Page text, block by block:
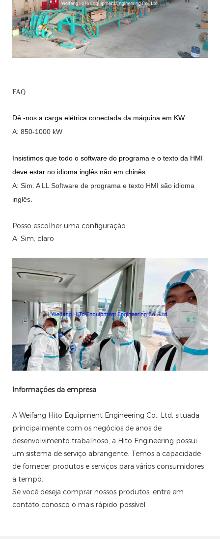
FAQ
Dê -nos a carga elétrica conectada da máquina em KW
A: 850-1000 kW
Insistimos que todo o software do programa e o texto da HMI
deve estar no idioma inglês não em chinês
A: Sim. ALL Software de programa e texto HMI são idioma
inglês.
Posso escolher uma configuração
A: Sim, claro
Informações da empresa
A Weifang Hito Equipment Engineering Co., Ltd, situada
principalmente com os negócios de anos de
desenvolvimento trabalhoso, a Hito Engineering possui
um sistema de serviço abrangente. Temos a capacidade
de fornecer produtos e serviços para vários consumidores
a tempo.
Se você deseja comprar nossos produtos, entre em
contato conosco o mais rápido possível.